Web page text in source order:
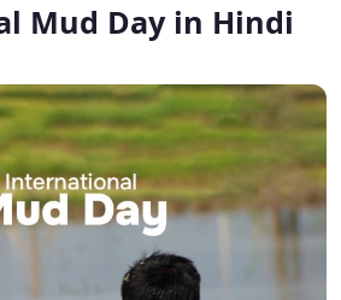
Mud Day in Hindi